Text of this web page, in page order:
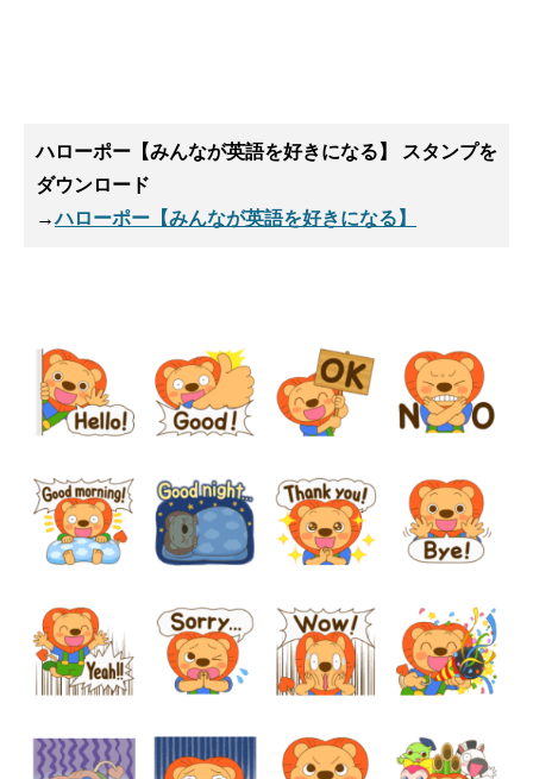
ハローポー【みんなが英語を好きになる】 スタンプを
ダウンロード
→ハローポー【みんなが英語を好きになる】